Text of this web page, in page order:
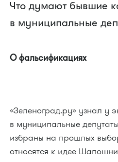
Что думают бывшие
в муниципальные
О фальсификациях
«Зеленоград.ру» узнал у
в муниципальные
избраны на прошлых
относятся к идее